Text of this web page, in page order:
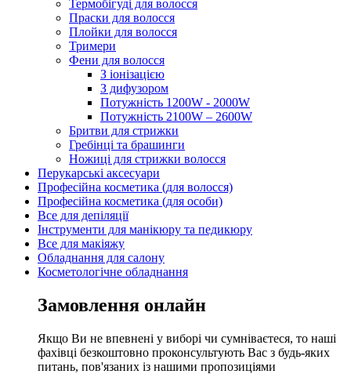
Термобігуді для волосся
Праски для волосся
Плойки для волосся
Тримери
Фени для волосся
З іонізацією
З дифузором
Потужність 1200W - 2000W
Потужність 2100W – 2600W
Бритви для стрижки
Гребінці та брашинги
Ножиці для стрижки волосся
Перукарські аксесуари
Професійна косметика (для волосся)
Професійна косметика (для особи)
Все для депіляції
Інструменти для манікюру та педикюру
Все для макіяжу
Обладнання для салону
Косметологічне обладнання
Замовлення онлайн
Якщо Ви не впевнені у виборі чи сумніваєтеся, то наші
фахівці безкоштовно проконсультують Вас з будь-яких
питань, пов'язаних із нашими пропозиціями